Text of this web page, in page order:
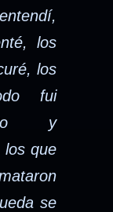
los
los
fui
y
los que
se